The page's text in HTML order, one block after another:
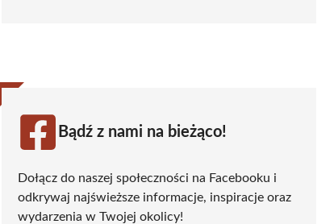
Bądź z nami na bieżąco!
Dołącz do naszej społeczności na Facebooku i
odkrywaj najświeższe informacje, inspiracje oraz
wydarzenia w Twojej okolicy!